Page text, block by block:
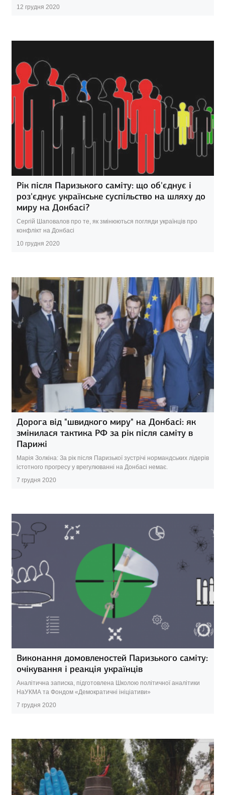
12 грудня 2020
Рік після Паризького саміту: що об'єднує і
роз'єднує українське суспільство на шляху до
миру на Донбасі?
Сергій Шаповалов про те, як змінюються погляди українців про
конфлікт на Донбасі
10 грудня 2020
Дорога від "швидкого миру" на Донбасі: як
змінилася тактика РФ за рік після саміту в
Парижі
Марія Золкіна: За рік після Паризької зустрічі нормандських лідерів
істотного прогресу у врегулюванні на Донбасі немає.
7 грудня 2020
Виконання домовленостей Паризького саміту:
очікування і реакція українців
Аналітична записка, підготовлена Школою політичної аналітики
НаУКМА та Фондом «Демократичні ініціативи»
7 грудня 2020